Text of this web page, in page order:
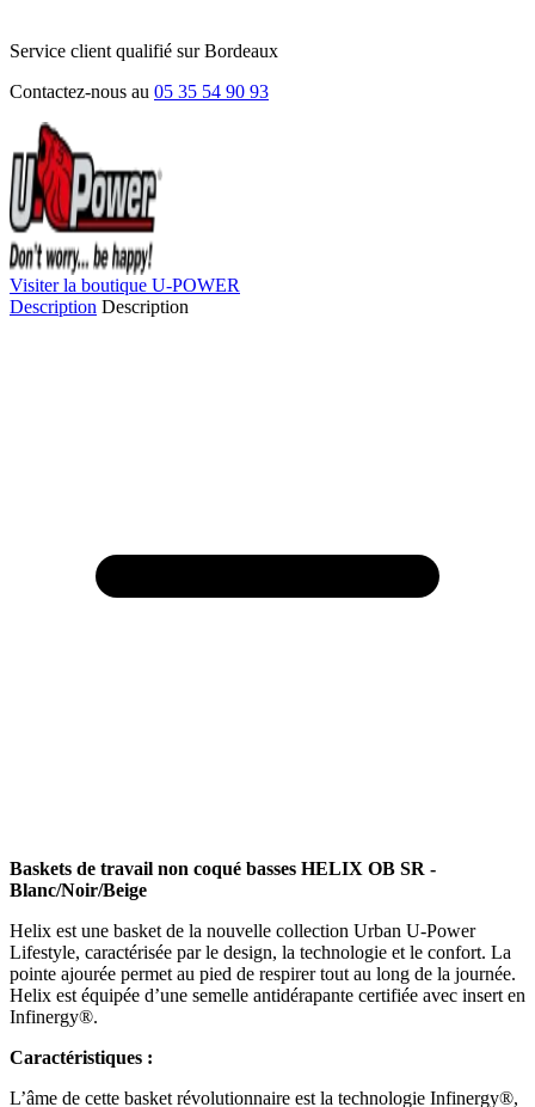
Service client qualifié sur Bordeaux
Contactez-nous au 05 35 54 90 93
Visiter la boutique U-POWER
Description Description
Baskets de travail non coqué basses HELIX OB SR -
Blanc/Noir/Beige
Helix est une basket de la nouvelle collection Urban U-Power
Lifestyle, caractérisée par le design, la technologie et le confort. La
pointe ajourée permet au pied de respirer tout au long de la journée.
Helix est équipée d’une semelle antidérapante certifiée avec insert en
Infinergy®.
Caractéristiques :
L’âme de cette basket révolutionnaire est la technologie Infinergy®,